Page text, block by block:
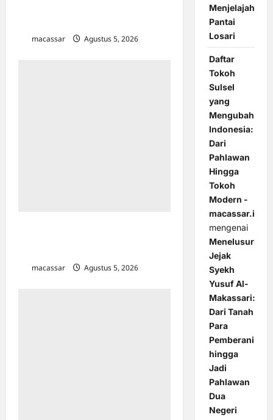
macassar
Agustus 5, 2026
macassar
Agustus 5, 2026
Menjelajah
Pantai
Losari
Daftar
Tokoh
Sulsel
yang
Mengubah
Indonesia:
Dari
Pahlawan
Hingga
Tokoh
Modern -
macassar.id
mengenai
Menelusuri
Jejak
Syekh
Yusuf Al-
Makassari:
Dari Tanah
Para
Pemberani
hingga
Jadi
Pahlawan
Dua
Negeri